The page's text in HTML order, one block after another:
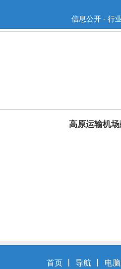
信息公开 - 行
高原运输机
首页 丨 导航 丨 电